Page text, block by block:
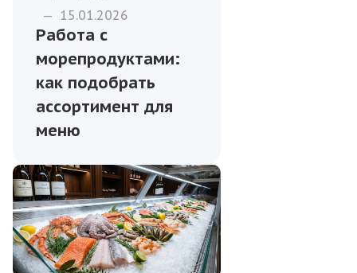
— 15.01.2026
Работа с
морепродуктами:
как подобрать
ассортимент для
меню